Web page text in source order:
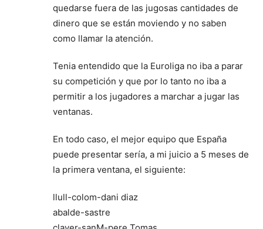
quedarse fuera de las jugosas cantidades de
dinero que se están moviendo y no saben
como llamar la atención.
Tenia entendido que la Euroliga no iba a parar
su competición y que por lo tanto no iba a
permitir a los jugadores a marchar a jugar las
ventanas.
En todo caso, el mejor equipo que España
puede presentar sería, a mi juicio a 5 meses de
la primera ventana, el siguiente:
llull-colom-dani diaz
abalde-sastre